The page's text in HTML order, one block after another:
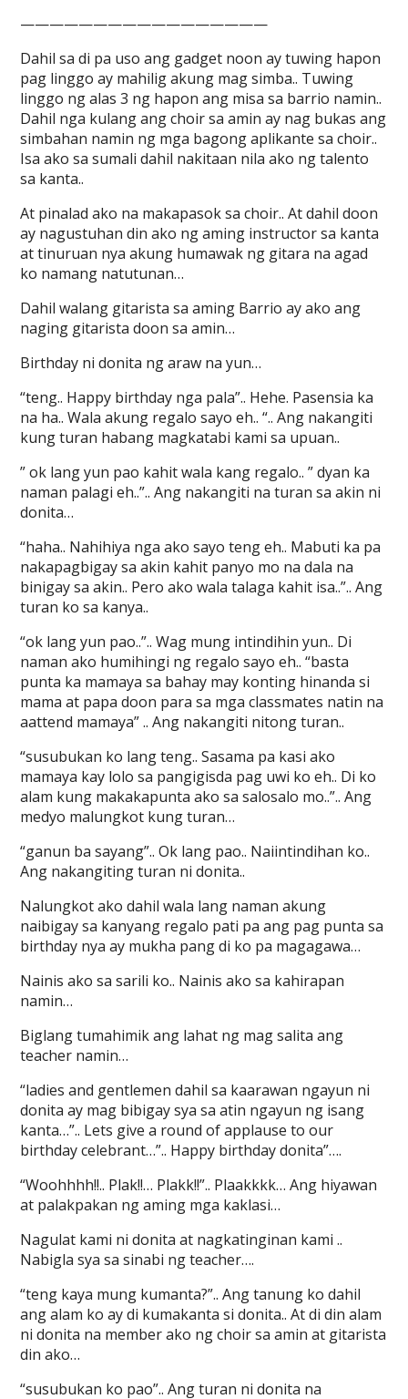
—————————————————
Dahil sa di pa uso ang gadget noon ay tuwing hapon
pag linggo ay mahilig akung mag simba.. Tuwing
linggo ng alas 3 ng hapon ang misa sa barrio namin..
Dahil nga kulang ang choir sa amin ay nag bukas ang
simbahan namin ng mga bagong aplikante sa choir..
Isa ako sa sumali dahil nakitaan nila ako ng talento
sa kanta..
At pinalad ako na makapasok sa choir.. At dahil doon
ay nagustuhan din ako ng aming instructor sa kanta
at tinuruan nya akung humawak ng gitara na agad
ko namang natutunan…
Dahil walang gitarista sa aming Barrio ay ako ang
naging gitarista doon sa amin…
Birthday ni donita ng araw na yun…
“teng.. Happy birthday nga pala”.. Hehe. Pasensia ka
na ha.. Wala akung regalo sayo eh.. “.. Ang nakangiti
kung turan habang magkatabi kami sa upuan..
” ok lang yun pao kahit wala kang regalo.. ” dyan ka
naman palagi eh..”.. Ang nakangiti na turan sa akin ni
donita…
“haha.. Nahihiya nga ako sayo teng eh.. Mabuti ka pa
nakapagbigay sa akin kahit panyo mo na dala na
binigay sa akin.. Pero ako wala talaga kahit isa..”.. Ang
turan ko sa kanya..
“ok lang yun pao..”.. Wag mung intindihin yun.. Di
naman ako humihingi ng regalo sayo eh.. “basta
punta ka mamaya sa bahay may konting hinanda si
mama at papa doon para sa mga classmates natin na
aattend mamaya” .. Ang nakangiti nitong turan..
“susubukan ko lang teng.. Sasama pa kasi ako
mamaya kay lolo sa pangigisda pag uwi ko eh.. Di ko
alam kung makakapunta ako sa salosalo mo..”.. Ang
medyo malungkot kung turan…
“ganun ba sayang”.. Ok lang pao.. Naiintindihan ko..
Ang nakangiting turan ni donita..
Nalungkot ako dahil wala lang naman akung
naibigay sa kanyang regalo pati pa ang pag punta sa
birthday nya ay mukha pang di ko pa magagawa…
Nainis ako sa sarili ko.. Nainis ako sa kahirapan
namin…
Biglang tumahimik ang lahat ng mag salita ang
teacher namin…
“ladies and gentlemen dahil sa kaarawan ngayun ni
donita ay mag bibigay sya sa atin ngayun ng isang
kanta…”.. Lets give a round of applause to our
birthday celebrant…”.. Happy birthday donita”….
“Woohhhh!!.. Plak!!… Plakk!!”.. Plaakkkk… Ang hiyawan
at palakpakan ng aming mga kaklasi…
Nagulat kami ni donita at nagkatinginan kami ..
Nabigla sya sa sinabi ng teacher….
“teng kaya mung kumanta?”.. Ang tanung ko dahil
ang alam ko ay di kumakanta si donita.. At di din alam
ni donita na member ako ng choir sa amin at gitarista
din ako…
“susubukan ko pao”.. Ang turan ni donita na